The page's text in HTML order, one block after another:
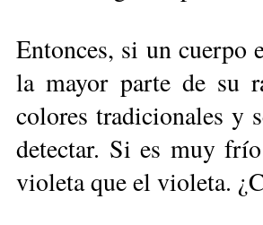
Entonces, si un
la mayor parte de su
colores tradicionales y
detectar. Si es muy
violeta que el violeta.